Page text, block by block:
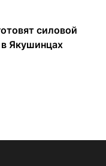
силовой
Якушинцах